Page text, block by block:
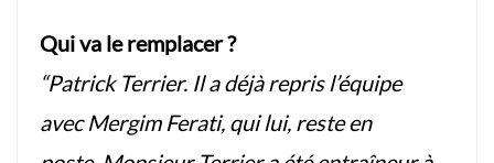
Qui va le remplacer ?
“Patrick Terrier. Il a déjà repris l’équipe
avec Mergim Ferati, qui lui, reste en